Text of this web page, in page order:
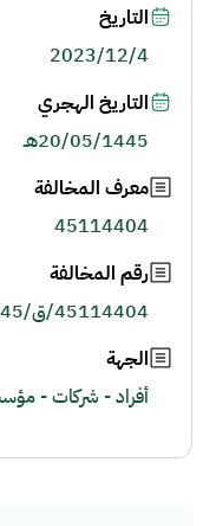
التاريخ
2023/12/4
التاريخ الهجري
20/05/1445هـ
معرف المخالفة
45114404
رقم المخالفة
45114404/ق/1445هـ
الجهة
أفراد - شركات -